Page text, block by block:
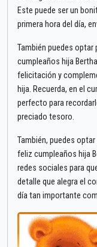
Este puede ser un
primera hora del día,
También puedes
cumpleaños hija
felicitación y
hija. Recuerda, en el
perfecto para
preciado tesoro.
También, puedes
feliz cumpleaños hija
redes sociales para
detalle que alegra el
día tan importante